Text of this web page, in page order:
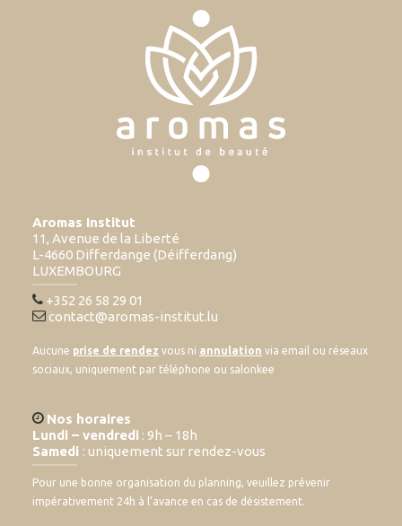
Aromas Institut
11, Avenue de la Liberté
L-4660 Differdange (Déifferdang)
LUXEMBOURG
+352 26 58 29 01
contact@aromas-institut.lu
Aucune prise de rendez vous ni annulation via email ou réseaux
sociaux, uniquement par téléphone ou salonkee
Nos horaires
Lundi – vendredi : 9h – 18h
Samedi : uniquement sur rendez-vous
Pour une bonne organisation du planning, veuillez prévenir
impérativement 24h à l’avance en cas de désistement.